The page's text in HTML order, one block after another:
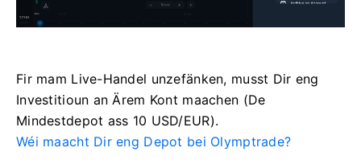
Fir mam Live-Handel unzefänken, musst Dir eng
Investitioun an Ärem Kont maachen (De
Mindestdepot ass 10 USD/EUR).
Wéi maacht Dir eng Depot bei Olymptrade?